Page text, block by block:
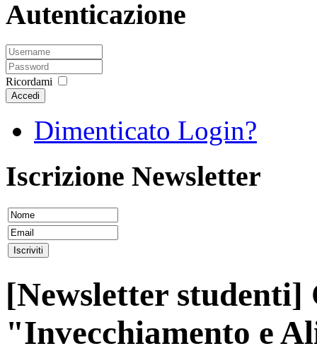
Autenticazione
Ricordami
Accedi
Dimenticato Login?
Iscrizione Newsletter
[Newsletter studenti]
"Invecchiamento e